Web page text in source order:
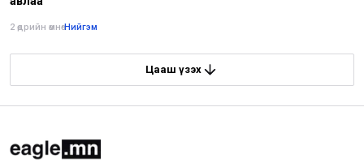
2 өдрийн өмнө•Нийгэм
Цааш үзэх